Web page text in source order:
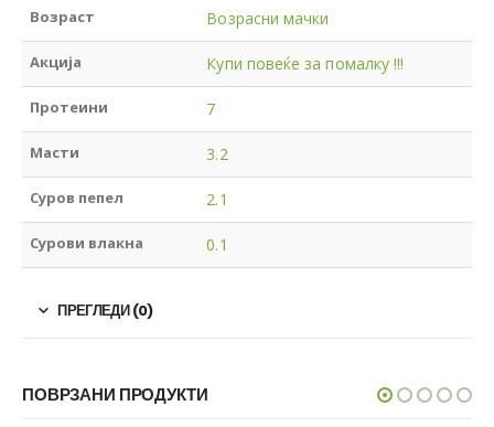
Возраст Возрасни мачки
Акција Купи повеќе за помалку !!!
Протеини 7
Масти 3.2
Суров пепел 2.1
Сурови влакна 0.1
ПРЕГЛЕДИ (0)
ПОВРЗАНИ ПРОДУКТИ